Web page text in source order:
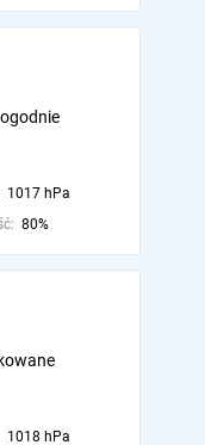
1017 hPa
80%
1018 hPa